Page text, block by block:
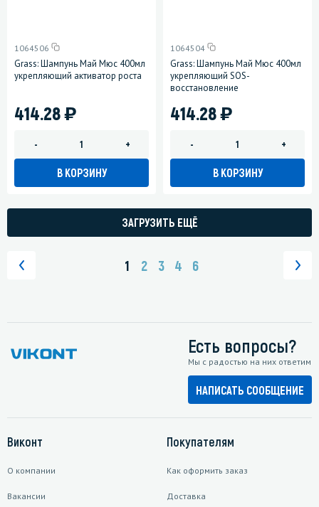
1064506
Grass: Шампунь Май Мюс 400мл
укрепляющий активатор роста
414.28)
- +
В КОРЗИНУ
1064504
Grass: Шампунь Май Мюс 400мл
укрепляющий SOS-
восстановление
414.28)
- +
В КОРЗИНУ
ЗАГРУЗИТЬ ЕЩЁ
1 2 3 4 6
Есть вопросы?
Мы с радостью на них ответим
НАПИСАТЬ СООБЩЕНИЕ
Виконт
О компании
Вакансии
Покупателям
Как оформить заказ
Доставка